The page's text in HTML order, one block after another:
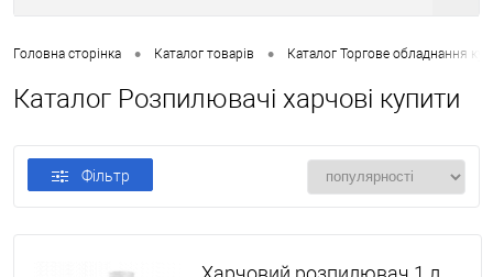
Головна сторінка • Каталог товарів • Каталог Торгове обладнання
Каталог Розпилювачі харчові купити
Фільтр